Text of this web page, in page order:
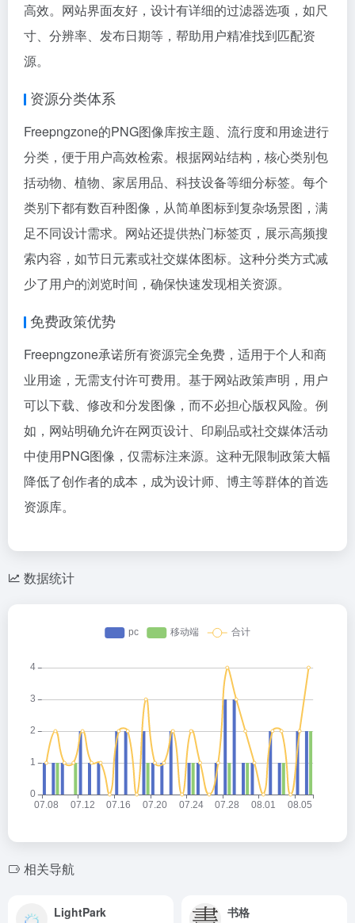
高效。网站界面友好，设计有详细的过滤器选项，如尺
寸、分辨率、发布日期等，帮助用户精准找到匹配资
源。
资源分类体系
Freepngzone的PNG图像库按主题、流行度和用途进行
分类，便于用户高效检索。根据网站结构，核心类别包
括动物、植物、家居用品、科技设备等细分标签。每个
类别下都有数百种图像，从简单图标到复杂场景图，满
足不同设计需求。网站还提供热门标签页，展示高频搜
索内容，如节日元素或社交媒体图标。这种分类方式减
少了用户的浏览时间，确保快速发现相关资源。
免费政策优势
Freepngzone承诺所有资源完全免费，适用于个人和商
业用途，无需支付许可费用。基于网站政策声明，用户
可以下载、修改和分发图像，而不必担心版权风险。例
如，网站明确允许在网页设计、印刷品或社交媒体活动
中使用PNG图像，仅需标注来源。这种无限制政策大幅
降低了创作者的成本，成为设计师、博主等群体的首选
资源库。
数据统计
相关导航
LightPark 书格